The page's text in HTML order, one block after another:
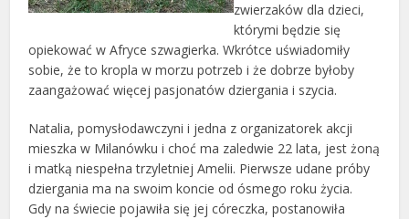
zwierzaków dla dzieci,
którymi będzie się
opiekować w Afryce szwagierka. Wkrótce uświadomiły
sobie, że to kropla w morzu potrzeb i że dobrze byłoby
zaangażować więcej pasjonatów dziergania i szycia.
Natalia, pomysłodawczyni i jedna z organizatorek akcji
mieszka w Milanówku i choć ma zaledwie 22 lata, jest żoną
i matką niespełna trzyletniej Amelii. Pierwsze udane próby
dziergania ma na swoim koncie od ósmego roku życia.
Gdy na świecie pojawiła się jej córeczka, postanowiła